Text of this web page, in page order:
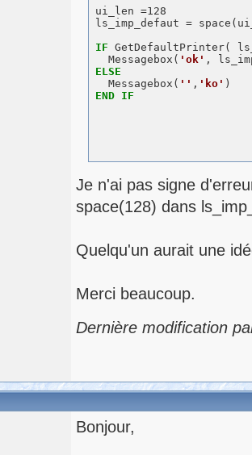
ui_len =128
ls_imp_defaut =
IF GetDefaultPrinter(
  Messagebox(
'ok'
ELSE
  Messagebox(
'' , 'ko'
END IF
Je n'ai pas signe
space(128) dans
Quelqu'un aurait une
Merci beaucoup.
Dernière modification
Bonjour,